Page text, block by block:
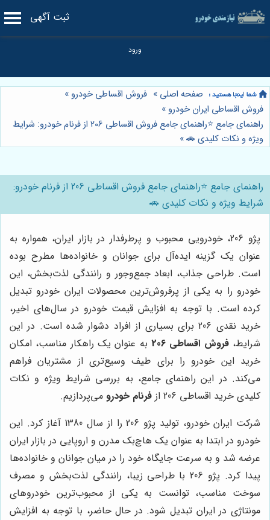
ثبت آگهی
صفحه اصلی » فروش اقساطی خودرو »
فروش اقساطی ایران خودرو »
راهنمای جامع ⭐️راهنمای جامع فروش اقساطی 206 از فرنام خودرو: شرایط
ویژه و نکات کلیدی 🚗»
راهنمای جامع ⭐️راهنمای جامع فروش اقساطی 206 از فرنام خودرو:
شرایط ویژه و نکات کلیدی 🚗
پژو 206، خودرویی محبوب و پرطرفدار در بازار ایران، همواره به
عنوان یک گزینه ایده‌آل برای جوانان و خانواده‌ها مطرح بوده
است. طراحی جذاب، ابعاد جمع‌وجور و رانندگی لذت‌بخش، این
خودرو را به یکی از پرفروش‌ترین محصولات ایران خودرو تبدیل
کرده است. با توجه به افزایش قیمت خودرو در سال‌های اخیر،
خرید نقدی 206 برای بسیاری از افراد دشوار شده است. در این
شرایط،فروش اقساطی 206
به عنوان یک راهکار مناسب، امکان
خرید این خودرو را برای طیف وسیع‌تری از مشتریان فراهم
می‌کند. در این راهنمای جامع، به بررسی شرایط ویژه و نکات
کلیدی خرید اقساطی 206 از
فرنام خودرو می‌پردازیم.
شرکت ایران خودرو، تولید پژو 206 را از سال 1380 آغاز کرد. این
خودرو در ابتدا به عنوان یک هاچ‌بک مدرن و اروپایی در بازار ایران
عرضه شد و به سرعت جایگاه خود را در میان جوانان و خانواده‌ها
پیدا کرد. پژو 206 با طراحی زیبا، رانندگی لذت‌بخش و مصرف
سوخت مناسب، توانست به یکی از محبوب‌ترین خودروهای
مونتاژی در ایران تبدیل شود. در حال حاضر، با توجه به افزایش